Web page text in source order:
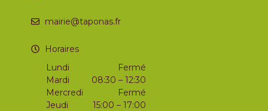
mairie@taponas.fr
Horaires
Lundi
Mardi
Mercredi
Jeudi
Fermé
08:30 – 12:30
Fermé
15:00 – 17:00